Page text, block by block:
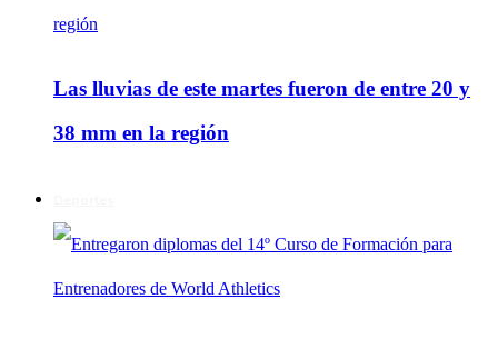
Las lluvias de este martes fueron de entre 20 y
38 mm en la región